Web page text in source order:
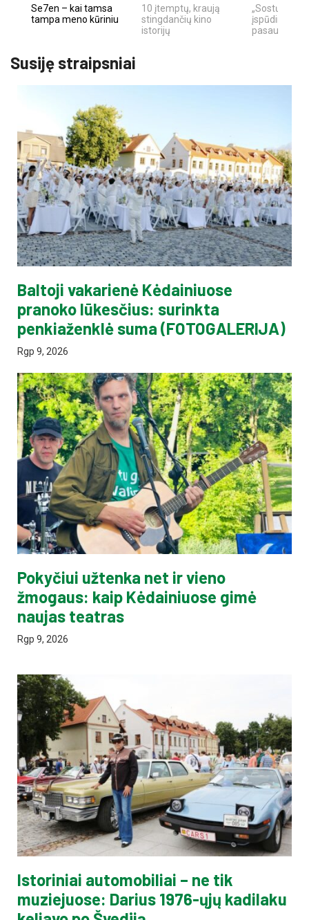
Se7en – kai tamsa
tampa meno kūriniu
10 įtemptų, kraują
stingdančių kino
istorijų
„Sostų
įspūdingas
pasaulio
Susiję straipsniai
Baltoji vakarienė Kėdainiuose
pranoko lūkesčius: surinkta
penkiaženklė suma (FOTOGALERIJA)
Rgp 9, 2026
Pokyčiui užtenka net ir vieno
žmogaus: kaip Kėdainiuose gimė
naujas teatras
Rgp 9, 2026
Istoriniai automobiliai – ne tik
muziejuose: Darius 1976-ųjų kadilaku